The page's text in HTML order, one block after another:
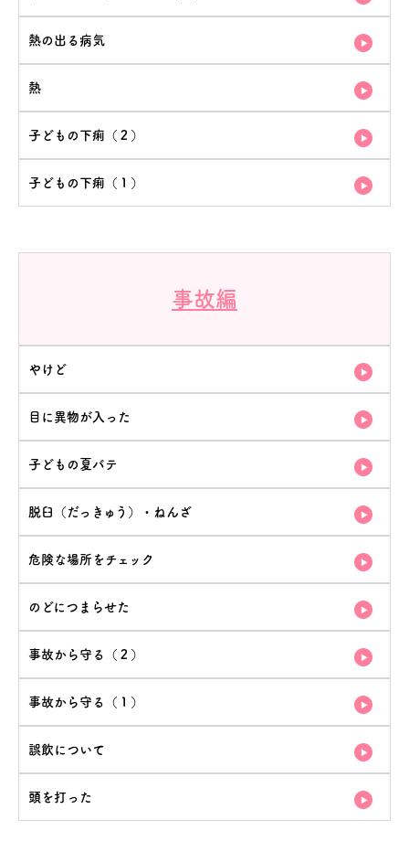
熱の出る病気
熱
子どもの下痢（２）
子どもの下痢（１）
事故編
やけど
目に異物が入った
子どもの夏バテ
脱臼（だっきゅう）・ねんざ
危険な場所をチェック
のどにつまらせた
事故から守る（２）
事故から守る（１）
誤飲について
頭を打った